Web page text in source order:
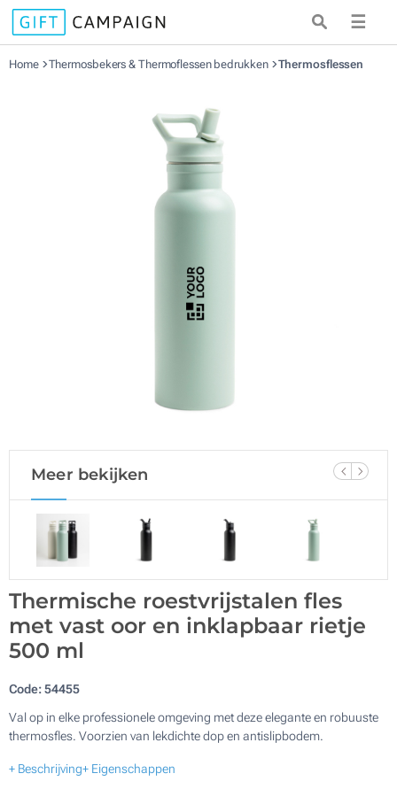
☰
Home Thermosbekers & Thermoflessen bedrukken Thermosflessen
Meer bekijken
Thermische roestvrijstalen fles
met vast oor en inklapbaar rietje
500 ml
Code:54455
Val op in elke professionele omgeving met deze elegante en robuuste
thermosfles. Voorzien van lekdichte dop en antislipbodem.
+ Beschrijving+ Eigenschappen